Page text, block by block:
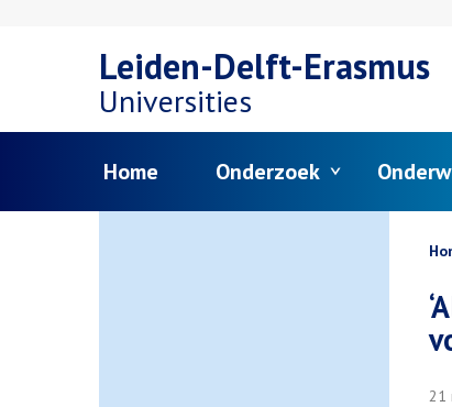
naar
Leiden-Delft-Erasmus
Universities
Home Onderzoek
21